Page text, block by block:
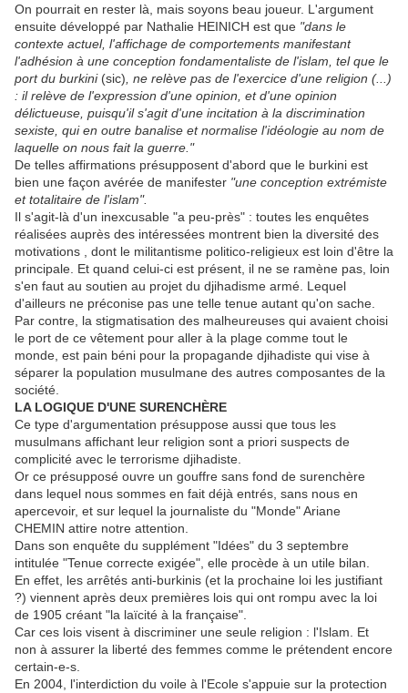
On pourrait en rester là, mais soyons beau joueur. L'argument
ensuite développé par Nathalie HEINICH est que "dans le
contexte actuel, l'affichage de comportements manifestant
l'adhésion à une conception fondamentaliste de l'islam, tel que le
port du burkini (sic) , ne relève pas de l'exercice d'une religion (...)
: il relève de l'expression d'une opinion, et d'une opinion
délictueuse, puisqu'il s'agit d'une incitation à la discrimination
sexiste, qui en outre banalise et normalise l'idéologie au nom de
laquelle on nous fait la guerre."
De telles affirmations présupposent d'abord que le burkini est
bien une façon avérée de manifester "une conception extrémiste
et totalitaire de l'islam".
Il s'agit-là d'un inexcusable "a peu-près" : toutes les enquêtes
réalisées auprès des intéressées montrent bien la diversité des
motivations , dont le militantisme politico-religieux est loin d'être la
principale. Et quand celui-ci est présent, il ne se ramène pas, loin
s'en faut au soutien au projet du djihadisme armé. Lequel
d'ailleurs ne préconise pas une telle tenue autant qu'on sache.
Par contre, la stigmatisation des malheureuses qui avaient choisi
le port de ce vêtement pour aller à la plage comme tout le
monde, est pain béni pour la propagande djihadiste qui vise à
séparer la population musulmane des autres composantes de la
société.
LA LOGIQUE D'UNE SURENCHÈRE
Ce type d'argumentation présuppose aussi que tous les
musulmans affichant leur religion sont a priori suspects de
complicité avec le terrorisme djihadiste.
Or ce présupposé ouvre un gouffre sans fond de surenchère
dans lequel nous sommes en fait déjà entrés, sans nous en
apercevoir, et sur lequel la journaliste du "Monde" Ariane
CHEMIN attire notre attention.
Dans son enquête du supplément "Idées" du 3 septembre
intitulée "Tenue correcte exigée", elle procède à un utile bilan.
En effet, les arrêtés anti-burkinis (et la prochaine loi les justifiant
?) viennent après deux premières lois qui ont rompu avec la loi
de 1905 créant "la laïcité à la française".
Car ces lois visent à discriminer une seule religion : l'Islam. Et
non à assurer la liberté des femmes comme le prétendent encore
certain-e-s.
En 2004, l'interdiction du voile à l'Ecole s'appuie sur la protection